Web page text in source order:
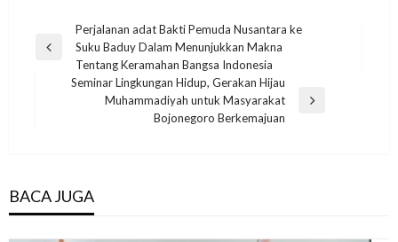
navigation
Previous
Perjalanan adat Bakti Pemuda Nusantara ke
Suku Baduy Dalam Menunjukkan Makna
Tentang Keramahan Bangsa Indonesia
Seminar Lingkungan Hidup, Gerakan Hijau
Muhammadiyah untuk Masyarakat
Bojonegoro Berkemajuan
BACA JUGA